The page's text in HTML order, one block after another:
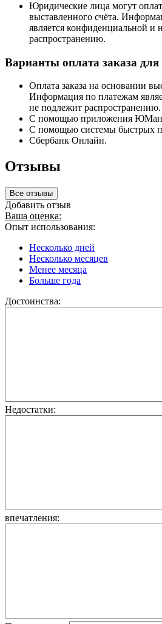
Юридические лица могут
выставленного счёта.
является конфиденциальной и
распространению.
Варианты оплата заказа
Оплата заказа на основании
Информация по платежам
не подлежит распространению.
С помощью приложения
С помощью системы быстрых
Сбербанк Онлайн.
Отзывы
Все отзывы
Добавить отзыв
Ваша оценка:
Опыт использования:
Несколько дней
Несколько месяцев
Менее месяца
Больше года
Достоинства:
Недостатки:
впечатления: